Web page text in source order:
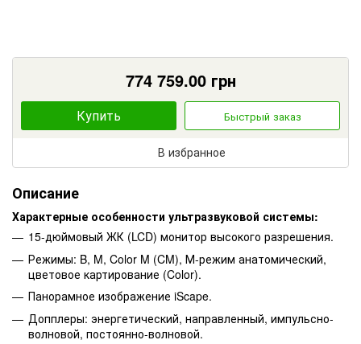
774 759.00грн
Купить Быстрый заказ
В избранное
Описание
Характерные особенности ультразвуковой системы:
15-дюймовый ЖК (LCD) монитор высокого разрешения.
Режимы: B, M, Color M (CM), М-режим анатомический,
цветовое картирование (Color).
Панорамное изображение iScape.
Допплеры: энергетический, направленный, импульсно-
волновой, постоянно-волновой.